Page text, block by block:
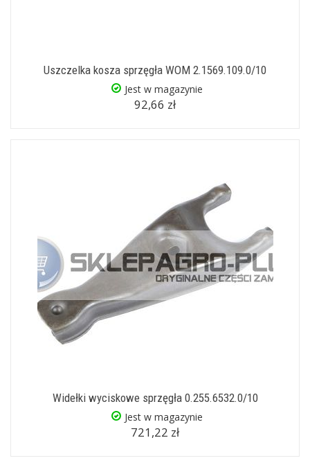
Uszczelka kosza sprzęgła WOM 2.1569.109.0/10
Jest w magazynie
92,66 zł
Widełki wyciskowe sprzęgła 0.255.6532.0/10
Jest w magazynie
721,22 zł